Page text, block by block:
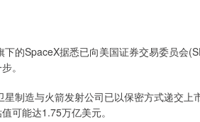
下的SpaceX据悉已向美国证券交易委员会
。
星制造与火箭发射公司已以保密方式递交
可能达1.75万亿美元。